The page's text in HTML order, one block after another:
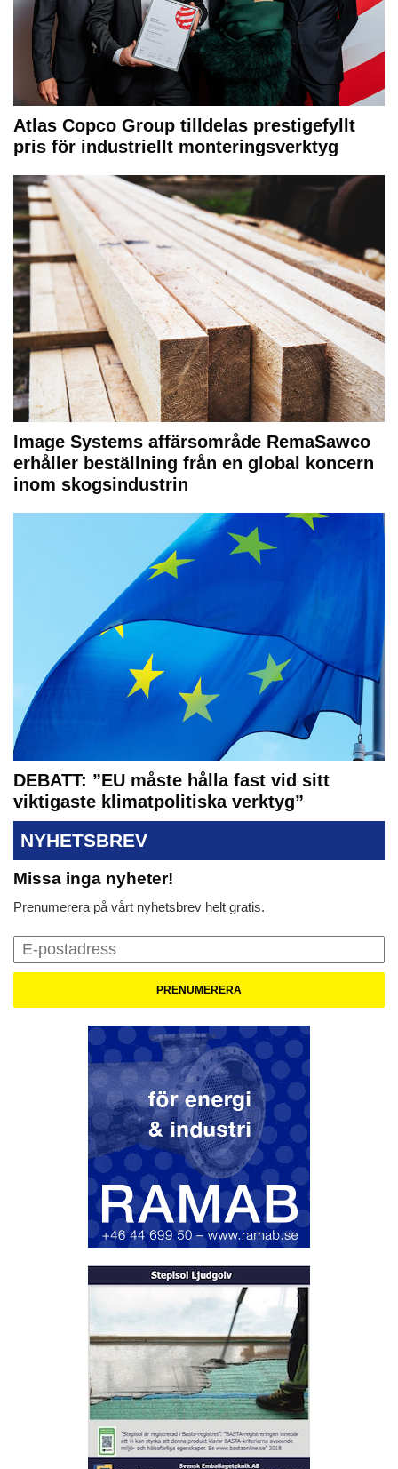
Atlas Copco Group tilldelas prestigefyllt
pris för industriellt monteringsverktyg
Image Systems affärsområde RemaSawco
erhåller beställning från en global koncern
inom skogsindustrin
DEBATT: ”EU måste hålla fast vid sitt
viktigaste klimatpolitiska verktyg”
NYHETSBREV
Missa inga nyheter!
Prenumerera på vårt nyhetsbrev helt gratis.